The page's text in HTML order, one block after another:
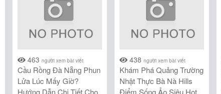
463 người xem bài viết
Cầu Rồng Đà Nẵng Phun
Lửa Lúc Mấy Giờ?
438 người xem bài viết
Khám Phá Quảng Trường
Nhật Thực Bà Nà Hills